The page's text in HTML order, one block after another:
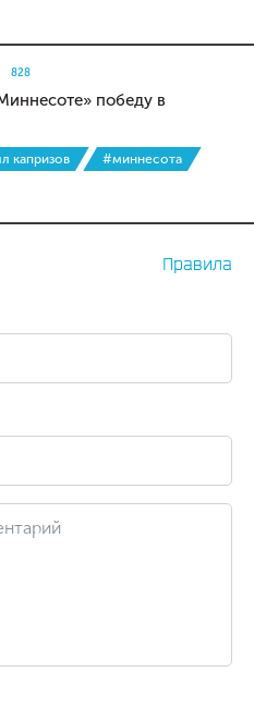
828
победу в
капризов
#миннесота
Правила